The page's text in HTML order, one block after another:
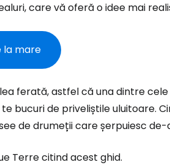
care vă oferă o idee mai
la mare
ferată, astfel că una dintre
bucuri de priveliștile uluitoare.
de drumeții care șerpuiesc de-
Terre citind acest ghid.